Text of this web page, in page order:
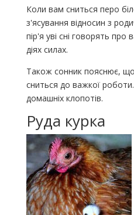
Коли вам сниться перо
з'ясування відносин з
пір'я уві сні говорять про
діях силах.
Також сонник пояснює, що
сниться до важкої
домашніх клопотів.
Руда курка